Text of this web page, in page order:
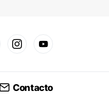
Contacto